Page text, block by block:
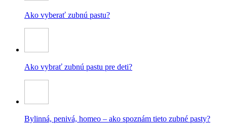
Ako vyberať zubnú pastu?
Ako vybrať zubnú pastu pre deti?
Bylinná, penivá, homeo – ako spoznám tieto zubné pasty?